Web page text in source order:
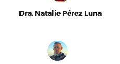
Dra. Natalie Pérez Luna